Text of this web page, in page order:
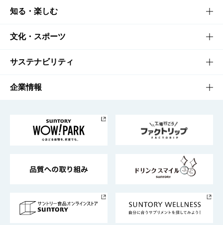
商品TOP
商品一覧
商品発売情報
栄養成分一覧
知る・楽しむ
知る・楽しむTOP
キャンペーン
工場見学
地域情報
文化・スポーツ
文化・スポーツTOP
サントリーホール
サントリーサンバーズ大阪
サステナビリティ
サステナビリティTOP
サントリーが考えるサステナビリティ経営
企業情報
企業概要
採用情報